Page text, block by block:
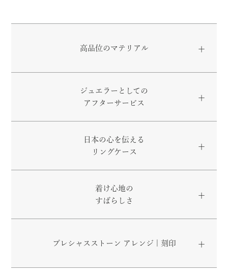
高品位のマテリアル
ジュエラーとしての
アフターサービス
日本の心を伝える
リングケース
着け心地の
すばらしさ
プレシャスストーン アレンジ | 刻印